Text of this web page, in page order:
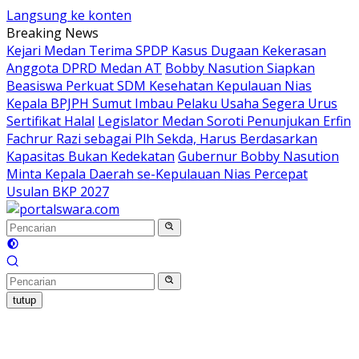
Langsung ke konten
Breaking News
Kejari Medan Terima SPDP Kasus Dugaan Kekerasan
Anggota DPRD Medan AT Bobby Nasution Siapkan
Beasiswa Perkuat SDM Kesehatan Kepulauan Nias
Kepala BPJPH Sumut Imbau Pelaku Usaha Segera Urus
Sertifikat Halal Legislator Medan Soroti Penunjukan Erfin
Fachrur Razi sebagai Plh Sekda, Harus Berdasarkan
Kapasitas Bukan Kedekatan Gubernur Bobby Nasution
Minta Kepala Daerah se-Kepulauan Nias Percepat
Usulan BKP 2027
tutup